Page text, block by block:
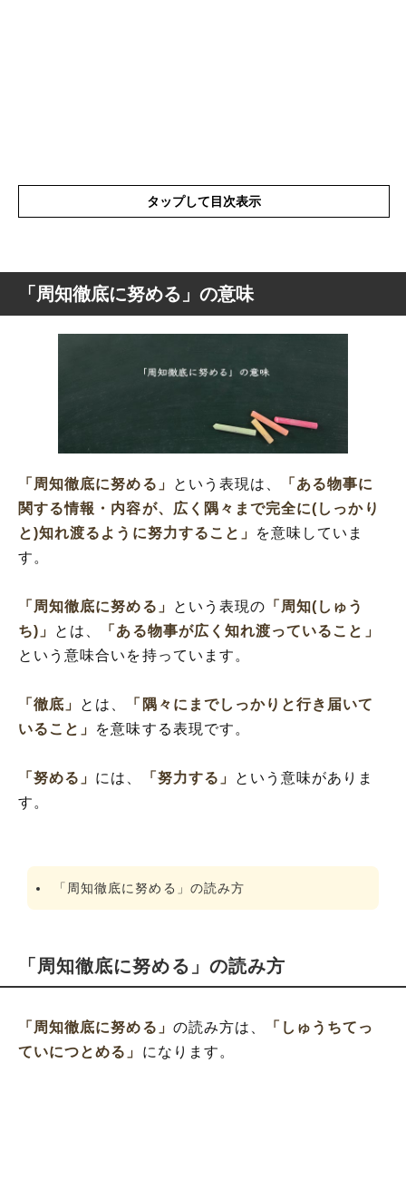
タップして目次表示
「周知徹底に努める」の意味
「周知徹底に努める」の類語と解釈
「周知徹底に努める」の意味
「周知徹底に努める」 という表現は、
「ある物事に
関する情報・内容が、広く隅々まで完全に(しっかり
と)知れ渡るように努力すること」
を意味していま
す。
「周知徹底に努める」 という表現の 「周知(しゅう
ち)」
とは、
「ある物事が広く知れ渡っていること」
という意味合いを持っています。
「徹底」 とは、
「隅々にまでしっかりと行き届いて
いること」 を意味する表現です。
「努める」 には、 「努力する」
という意味がありま
す。
「周知徹底に努める」の読み方
「周知徹底に努める」の読み方
「周知徹底に努める」 の読み方は、
「しゅうちてっ
ていにつとめる」 になります。